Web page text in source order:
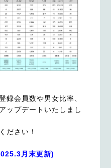
録会員数や男女比率、
ップデートいたしまし
ださい！